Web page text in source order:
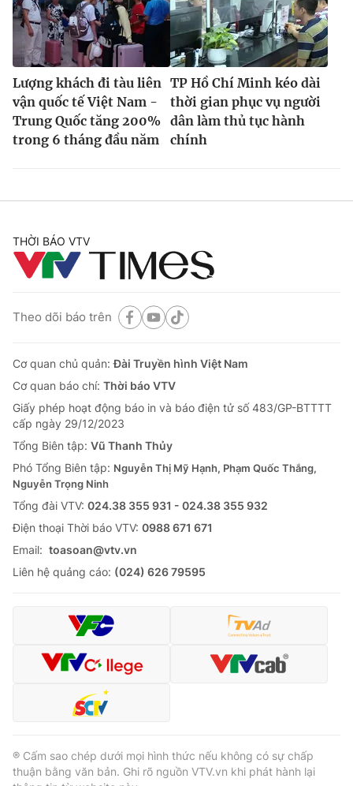
Lượng khách đi tàu liên
vận quốc tế Việt Nam -
Trung Quốc tăng 200%
trong 6 tháng đầu năm
TP Hồ Chí Minh kéo dài
thời gian phục vụ người
dân làm thủ tục hành
chính
THỜI BÁO VTV
Theo dõi báo trên
Cơ quan chủ quản:Đài Truyền hình Việt Nam
Cơ quan báo chí: Thời báo VTV
Giấy phép hoạt động báo in và báo điện tử số 483/GP-BTTTT
cấp ngày 29/12/2023
Tổng Biên tập: Vũ Thanh Thủy
Phó Tổng Biên tập: Nguyễn Thị Mỹ Hạnh, Phạm Quốc Thắng,
Nguyễn Trọng Ninh
Tổng đài VTV: 024.38 355 931 - 024.38 355 932
Ðiện thoại Thời báo VTV: 0988 671 671
Email: toasoan@vtv.vn
Liên hệ quảng cáo: (024) 626 79595
® Cấm sao chép dưới mọi hình thức nếu không có sự chấp
thuận bằng văn bản. Ghi rõ nguồn VTV.vn khi phát hành lại